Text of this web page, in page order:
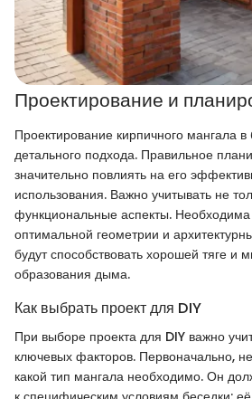
Проектирование и
Проектирование кирпичного мангала в
детального подхода. Правильное
значительно повлиять на его
использования. Важно учитывать не
функциональные аспекты.
оптимальной геометрии и
будут способствовать хорошей тяге и
образования дыма.
Как выбрать проект для DIY
При выборе проекта для DIY важно
ключевых факторов. Первоначально,
какой тип мангала необходимо. Он